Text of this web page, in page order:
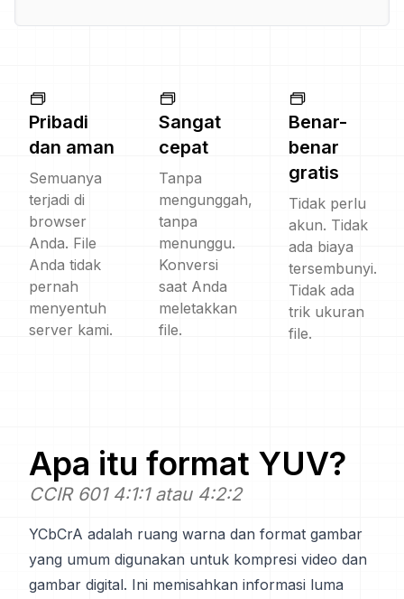
Pribadi
dan aman
Semuanya
terjadi di
browser
Anda. File
Anda tidak
pernah
menyentuh
server kami.
Sangat
cepat
Tanpa
mengunggah,
tanpa
menunggu.
Konversi
saat Anda
meletakkan
file.
Benar-
benar
gratis
Tidak perlu
akun. Tidak
ada biaya
tersembunyi.
Tidak ada
trik ukuran
file.
Apa itu format YUV?
CCIR 601 4:1:1 atau 4:2:2
YCbCrA adalah ruang warna dan format gambar
yang umum digunakan untuk kompresi video dan
gambar digital. Ini memisahkan informasi luma